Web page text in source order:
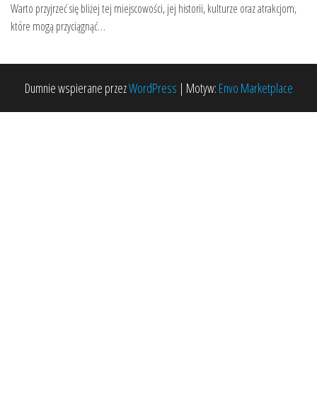
Warto przyjrzeć się bliżej tej miejscowości, jej historii, kulturze oraz atrakcjom,
które mogą przyciągnąć…
Dumnie wspierane przezWordPress | Motyw: Envo Marketplace